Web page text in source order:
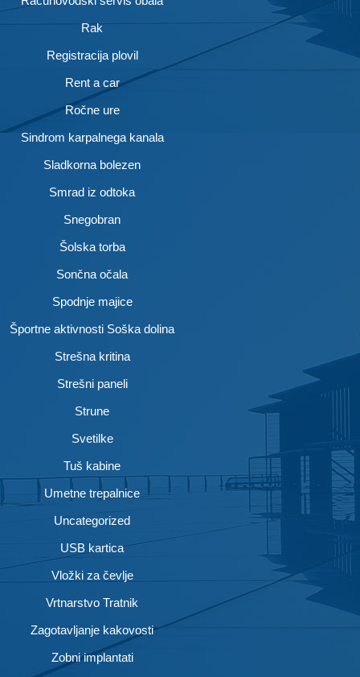
Rak
Registracija plovil
Rent a car
Ročne ure
Sindrom karpalnega kanala
Sladkorna bolezen
Smrad iz odtoka
Snegobran
Šolska torba
Sončna očala
Spodnje majice
Športne aktivnosti Soška dolina
Strešna kritina
Strešni paneli
Strune
Svetilke
Tuš kabine
Umetne trepalnice
Uncategorized
USB kartica
Vložki za čevlje
Vrtnarstvo Tratnik
Zagotavljanje kakovosti
Zobni implantati